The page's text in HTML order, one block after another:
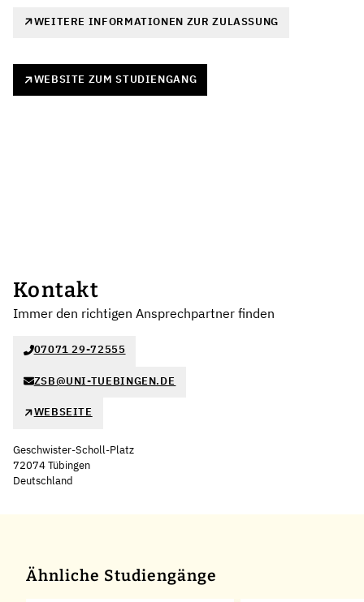
WEITERE INFORMATIONEN ZUR ZULASSUNG
WEBSITE ZUM STUDIENGANG
Kontakt
Immer den richtigen Ansprechpartner finden
07071 29-72555
ZSB@UNI-TUEBINGEN.DE
WEBSEITE
Geschwister-Scholl-Platz
72074 Tübingen
Deutschland
Ähnliche Studiengänge